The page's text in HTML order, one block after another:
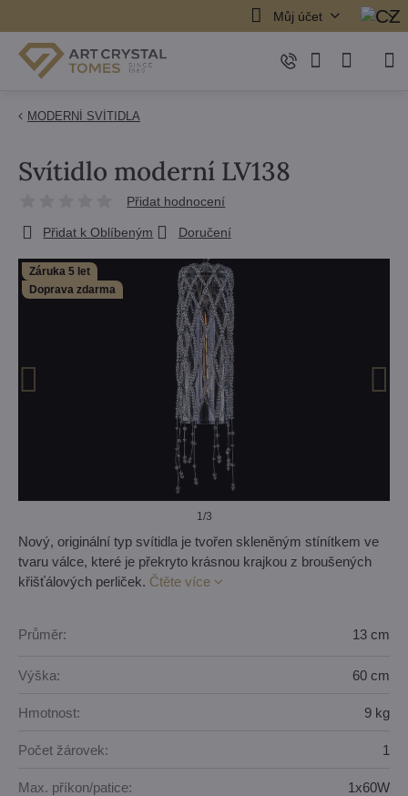
Můj účet
MODERNÍ SVÍTIDLA
Záruka 5 let
Doprava zdarma
1/3
Svítidlo moderní LV138
Přidat hodnocení
Přidat k Oblíbeným Doručení
Nový, originální typ svítidla je tvořen skleněným stínítkem ve
tvaru válce, které je překryto krásnou krajkou z broušených
křišťálových perliček. Čtěte více
Průměr: 13 cm
Výška: 60 cm
Hmotnost: 9 kg
Počet žárovek: 1
Max. příkon/patice: 1x60W